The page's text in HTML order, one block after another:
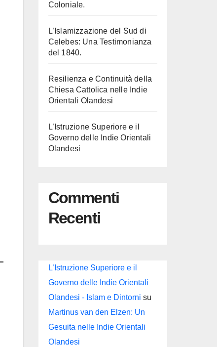
Coloniale.
L’Islamizzazione del Sud di
Celebes: Una Testimonianza
del 1840.
Resilienza e Continuità della
Chiesa Cattolica nelle Indie
Orientali Olandesi
L’Istruzione Superiore e il
Governo delle Indie Orientali
Olandesi
Commenti
Recenti
L’Istruzione Superiore e il
Governo delle Indie Orientali
Olandesi - Islam e Dintorni su
Martinus van den Elzen: Un
Gesuita nelle Indie Orientali
Olandesi